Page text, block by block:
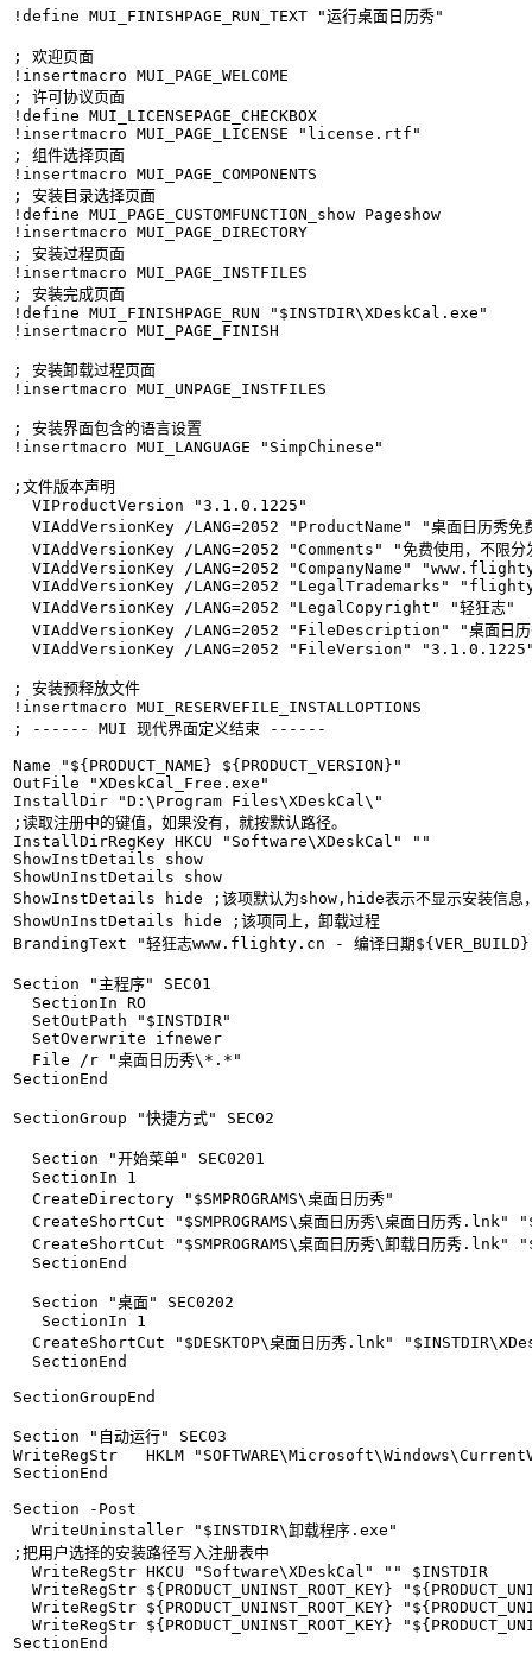
!define MUI_FINISHPAGE_RUN_TEXT "运行桌面日历秀"
; 欢迎页面
!insertmacro MUI_PAGE_WELCOME
; 许可协议页面
!define MUI_LICENSEPAGE_CHECKBOX
!insertmacro MUI_PAGE_LICENSE "license.rtf"
; 组件选择页面
!insertmacro MUI_PAGE_COMPONENTS
; 安装目录选择页面
!define MUI_PAGE_CUSTOMFUNCTION_show Pageshow
!insertmacro MUI_PAGE_DIRECTORY
; 安装过程页面
!insertmacro MUI_PAGE_INSTFILES
; 安装完成页面
!define MUI_FINISHPAGE_RUN "$INSTDIR\XDeskCal.exe"
!insertmacro MUI_PAGE_FINISH
; 安装卸载过程页面
!insertmacro MUI_UNPAGE_INSTFILES
; 安装界面包含的语言设置
!insertmacro MUI_LANGUAGE "SimpChinese"
;文件版本声明
  VIProductVersion "3.1.0.1225"
VIAddVersionKey /LANG=2052 "ProductName" "桌面日历秀免
VIAddVersionKey /LANG=2052 "Comments" "免费使用，不限分
VIAddVersionKey /LANG=2052 "CompanyName"
VIAddVersionKey /LANG=2052 "LegalTrademarks"
  VIAddVersionKey /LANG=2052 "LegalCopyright" "轻狂志"
VIAddVersionKey /LANG=2052 "FileDescription" "桌面日历
VIAddVersionKey /LANG=2052 "FileVersion"
; 安装预释放文件
!insertmacro MUI_RESERVEFILE_INSTALLOPTIONS
; ------ MUI 现代界面定义结束 ------
Name "${PRODUCT_NAME} ${PRODUCT_VERSION}"
OutFile "XDeskCal_Free.exe"
InstallDir "D:\Program Files\XDeskCal\"
;读取注册中的键值，如果没有，就按默认路径。
InstallDirRegKey HKCU "Software\XDeskCal" ""
ShowInstDetails show
ShowUnInstDetails show
ShowInstDetails hide ;该项默认为show,hide表示不显示安装信息，
ShowUnInstDetails hide ;该项同上，卸载过程
BrandingText "轻狂志www.flighty.cn - 编译日期
Section "主程序" SEC01
  SectionIn RO
  SetOutPath "$INSTDIR"
  SetOverwrite ifnewer
  File /r "桌面日历秀\*.*"
SectionEnd
SectionGroup "快捷方式" SEC02
  Section "开始菜单" SEC0201
  SectionIn 1
  CreateDirectory "$SMPROGRAMS\桌面日历秀"
CreateShortCut "$SMPROGRAMS\桌面日历秀\桌面日历秀.lnk"
CreateShortCut "$SMPROGRAMS\桌面日历秀\卸载日历秀.lnk"
  SectionEnd
  Section "桌面" SEC0202
   SectionIn 1
CreateShortCut "$DESKTOP\桌面日历秀.lnk"
  SectionEnd
SectionGroupEnd
Section "自动运行" SEC03
WriteRegStr   HKLM
SectionEnd
Section -Post
  WriteUninstaller "$INSTDIR\卸载程序.exe"
;把用户选择的安装路径写入注册表中
  WriteRegStr HKCU "Software\XDeskCal" "" $INSTDIR
WriteRegStr ${PRODUCT_UNINST_ROOT_KEY}
WriteRegStr ${PRODUCT_UNINST_ROOT_KEY}
WriteRegStr ${PRODUCT_UNINST_ROOT_KEY}
SectionEnd